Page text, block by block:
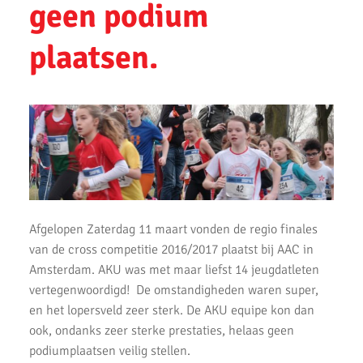
AKU atleten Siem Verlaan en Nina de Lange op het podium
tijdens Nationale A-Games 2025
AKU atleten Roel Verlaan en Sophie de Lange op het podium bij
NK atletiek.
Succesvolle atletiek clinic bij AKU
AKU jeugd succesvol tijdens Noord-Hollandse cross finale
AKU atleet Siem Verlaan Nationaal indoor kampioen
Kampioenschappen.
Atleten enthousiast over zware cross bij AKU
37 Nieuwe Club Records
Nationale Estafette Kampioenschappen 2023
Regionale pupillen competitie finale 2023
geen podium
plaatsen.
Afgelopen Zaterdag 11 maart vonden de regio finales
van de cross competitie 2016/2017 plaatst bij AAC in
Amsterdam. AKU was met maar liefst 14 jeugdatleten
vertegenwoordigd! De omstandigheden waren super,
en het lopersveld zeer sterk. De AKU equipe kon dan
ook, ondanks zeer sterke prestaties, helaas geen
podiumplaatsen veilig stellen.